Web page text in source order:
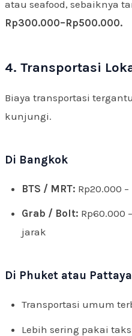
atau seafood, sebaiknya
Rp300.000–Rp500.000.
4. Transportasi
Biaya transportasi
kunjungi.
Di Bangkok
BTS / MRT: Rp20.000
Grab / Bolt: Rp60.000
jarak
Di Phuket atau Pattaya
Transportasi umum
Lebih sering pakai